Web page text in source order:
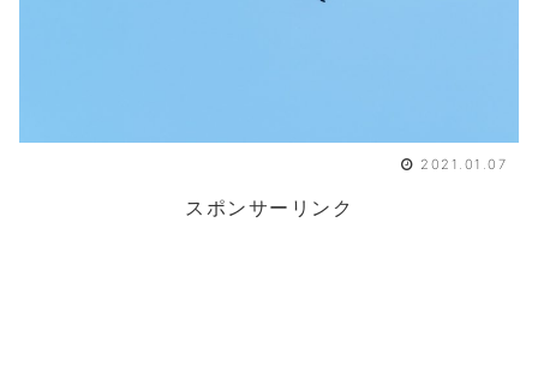
2021.01.07
スポンサーリンク